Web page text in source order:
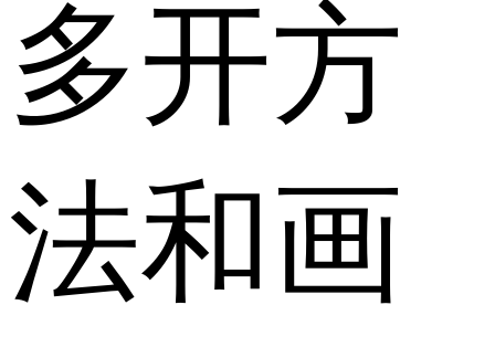
多开方
法和画